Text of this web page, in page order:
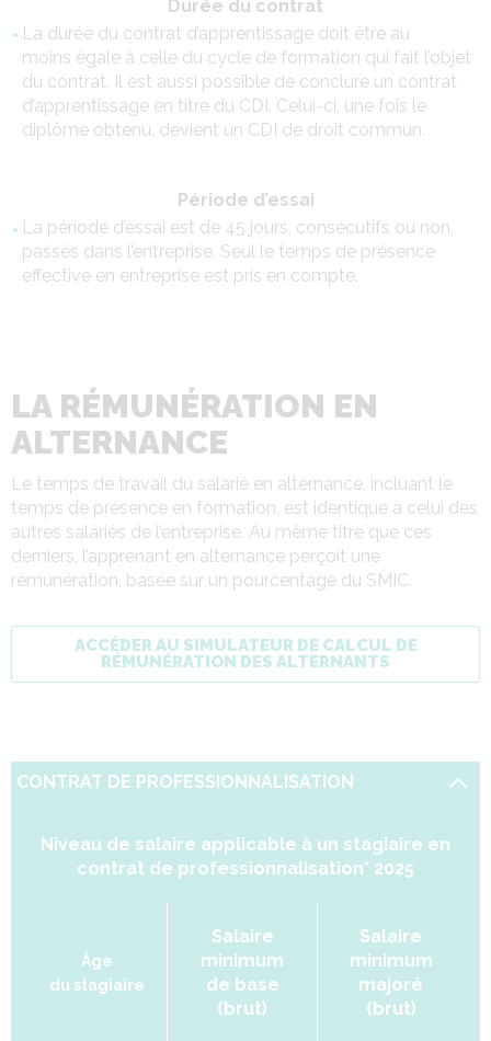
Durée du contrat
La durée du contrat d’apprentissage doit être au
moins égale à celle du cycle de formation qui fait l’objet
du contrat. Il est aussi possible de conclure un contrat
d’apprentissage en titre du CDI. Celui-ci, une fois le
diplôme obtenu, devient un CDI de droit commun.
Période d’essai
La période d’essai est de 45 jours, consécutifs ou non,
passés dans l’entreprise. Seul le temps de présence
effective en entreprise est pris en compte.
LA RÉMUNÉRATION EN
ALTERNANCE
Le temps de travail du salarié en alternance, incluant le
temps de présence en formation, est identique à celui des
autres salariés de l’entreprise. Au même titre que ces
derniers, l’apprenant en alternance perçoit une
rémunération, basée sur un pourcentage du SMIC.
ACCÉDER AU SIMULATEUR DE CALCUL DE
RÉMUNÉRATION DES ALTERNANTS
CONTRAT DE PROFESSIONNALISATION
Niveau de salaire applicable à un stagiaire en
contrat de professionnalisation* 2025
Âge
du stagiaire
Salaire
minimum
de base
(brut)
Salaire
minimum
majoré
(brut)